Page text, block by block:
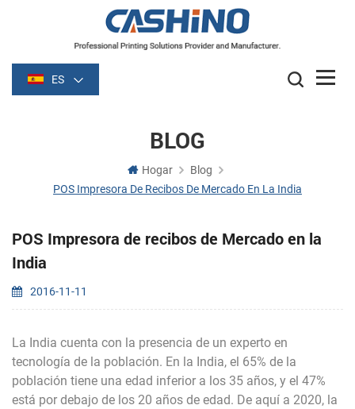
ES
BLOG
Hogar
Blog
POS Impresora De Recibos De Mercado En La India
POS Impresora de recibos de Mercado en la
India
2016-11-11
La India cuenta con la presencia de un experto en
tecnología de la población. En la India, el 65% de la
población tiene una edad inferior a los 35 años, y el 47%
está por debajo de los 20 años de edad. De aquí a 2020, la